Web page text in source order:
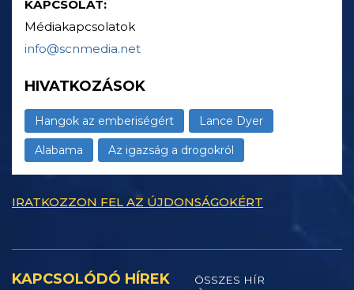
KAPCSOLAT:
Médiakapcsolatok
info@scnmedia.net
HIVATKOZÁSOK
Hangok az emberiségért Lance Dyer
Alabama Az igazság a drogokról
IRATKOZZON FEL AZ ÚJDONSÁGOKÉRT
KAPCSOLÓDÓ HÍREK
ÖSSZES HÍR